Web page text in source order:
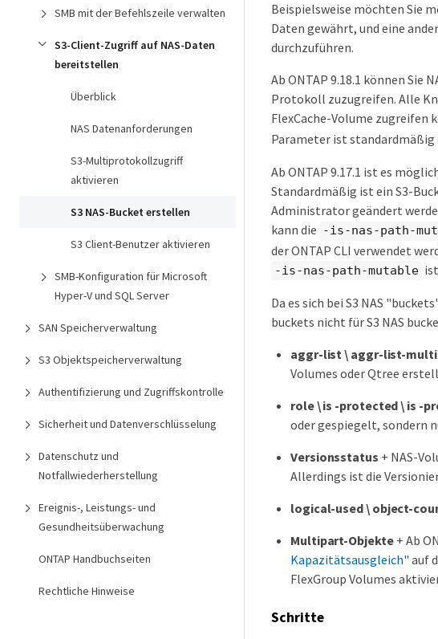
SMB mit der Befehlszeile verwalten
S3-Client-Zugriff auf NAS-Daten
bereitstellen
Überblick
NAS Datenanforderungen
S3-Multiprotokollzugriff
aktivieren
S3 NAS-Bucket erstellen
S3 Client-Benutzer aktivieren
SMB-Konfiguration für Microsoft
Hyper-V und SQL Server
SAN Speicherverwaltung
S3 Objektspeicherverwaltung
Authentifizierung und Zugriffskontrolle
Sicherheit und Datenverschlüsselung
Datenschutz und
Notfallwiederherstellung
Ereignis-, Leistungs- und
Gesundheitsüberwachung
ONTAP Handbuchseiten
Rechtliche Hinweise
Beispielsweise möchten Sie
Daten gewährt, und eine
durchzuführen.
Ab ONTAP 9.18.1 können Sie
Protokoll zuzugreifen. Alle
FlexCache-Volume zugreifen
Parameter ist standardmäßig
Ab ONTAP 9.17.1 ist es
Standardmäßig ist ein S3-
Administrator geändert
kann die -is-nas-path-
der ONTAP CLI verwendet
-is-nas-path-mutable ist
Da es sich bei S3 NAS
buckets nicht für S3 NAS
aggr-list \ aggr-list-
Volumes oder Qtree
role \ is -protected \ is -
oder gespiegelt, sondern
Versionsstatus + NAS-
Allerdings ist die
logical-used \ object-
Multipart-Objekte+ Ab
Kapazitätsausgleich" auf
FlexGroup Volumes
Schritte